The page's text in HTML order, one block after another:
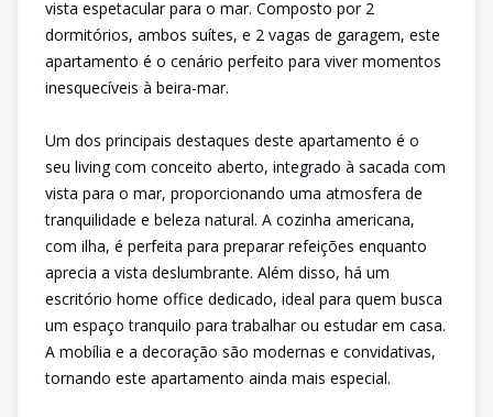
vista espetacular para o mar. Composto por 2
dormitórios, ambos suítes, e 2 vagas de garagem, este
apartamento é o cenário perfeito para viver momentos
inesquecíveis à beira-mar.
Um dos principais destaques deste apartamento é o
seu living com conceito aberto, integrado à sacada com
vista para o mar, proporcionando uma atmosfera de
tranquilidade e beleza natural. A cozinha americana,
com ilha, é perfeita para preparar refeições enquanto
aprecia a vista deslumbrante. Além disso, há um
escritório home office dedicado, ideal para quem busca
um espaço tranquilo para trabalhar ou estudar em casa.
A mobília e a decoração são modernas e convidativas,
tornando este apartamento ainda mais especial.